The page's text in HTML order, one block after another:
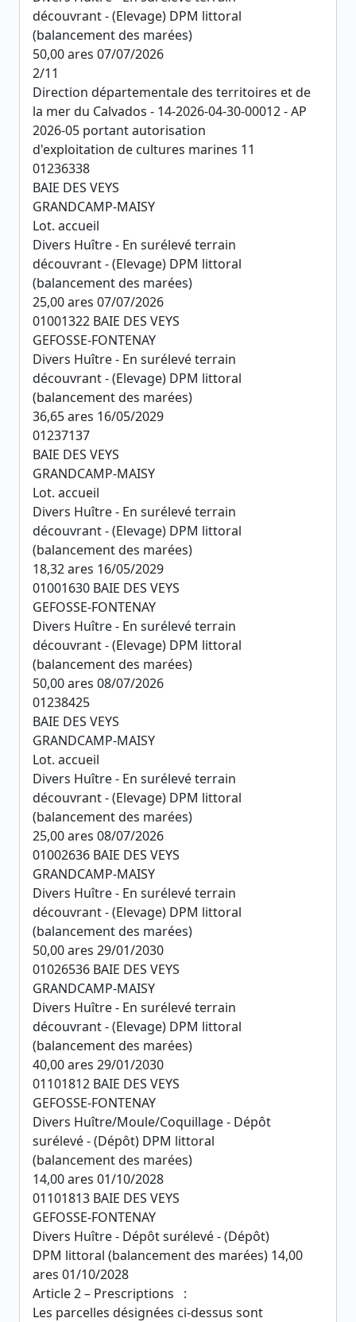
découvrant - (Elevage) DPM littoral
(balancement des marées)
50,00 ares 07/07/2026
2/11
Direction départementale des territoires et de
la mer du Calvados - 14-2026-04-30-00012 - AP
2026-05 portant autorisation
d'exploitation de cultures marines 11
01236338
BAIE DES VEYS
GRANDCAMP-MAISY
Lot. accueil
Divers Huître - En surélevé terrain
découvrant - (Elevage) DPM littoral
(balancement des marées)
25,00 ares 07/07/2026
01001322 BAIE DES VEYS
GEFOSSE-FONTENAY
Divers Huître - En surélevé terrain
découvrant - (Elevage) DPM littoral
(balancement des marées)
36,65 ares 16/05/2029
01237137
BAIE DES VEYS
GRANDCAMP-MAISY
Lot. accueil
Divers Huître - En surélevé terrain
découvrant - (Elevage) DPM littoral
(balancement des marées)
18,32 ares 16/05/2029
01001630 BAIE DES VEYS
GEFOSSE-FONTENAY
Divers Huître - En surélevé terrain
découvrant - (Elevage) DPM littoral
(balancement des marées)
50,00 ares 08/07/2026
01238425
BAIE DES VEYS
GRANDCAMP-MAISY
Lot. accueil
Divers Huître - En surélevé terrain
découvrant - (Elevage) DPM littoral
(balancement des marées)
25,00 ares 08/07/2026
01002636 BAIE DES VEYS
GRANDCAMP-MAISY
Divers Huître - En surélevé terrain
découvrant - (Elevage) DPM littoral
(balancement des marées)
50,00 ares 29/01/2030
01026536 BAIE DES VEYS
GRANDCAMP-MAISY
Divers Huître - En surélevé terrain
découvrant - (Elevage) DPM littoral
(balancement des marées)
40,00 ares 29/01/2030
01101812 BAIE DES VEYS
GEFOSSE-FONTENAY
Divers Huître/Moule/Coquillage - Dépôt
surélevé - (Dépôt) DPM littoral
(balancement des marées)
14,00 ares 01/10/2028
01101813 BAIE DES VEYS
GEFOSSE-FONTENAY
Divers Huître - Dépôt surélevé - (Dépôt)
DPM littoral (balancement des marées) 14,00
ares 01/10/2028
Article 2 – Prescriptions :
Les parcelles désignées ci-dessus sont